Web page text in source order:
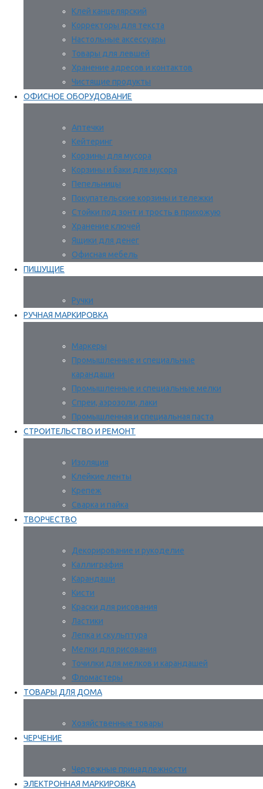
Клей канцелярский
Корректоры для текста
Настольные аксессуары
Товары для левшей
Хранение адресов и контактов
Чистящие продукты
ОФИСНОЕ ОБОРУДОВАНИЕ
Аптечки
Кейтеринг
Корзины для мусора
Корзины и баки для мусора
Пепельницы
Покупательские корзины и тележки
Стойки под зонт и трость в прихожую
Хранение ключей
Ящики для денег
Офисная мебель
ПИШУЩИЕ
Ручки
РУЧНАЯ МАРКИРОВКА
Маркеры
Промышленные и специальные
карандаши
Промышленные и специальные мелки
Спреи, аэрозоли, лаки
Промышленная и специальная паста
СТРОИТЕЛЬСТВО И РЕМОНТ
Изоляция
Клейкие ленты
Крепеж
Сварка и пайка
ТВОРЧЕСТВО
Декорирование и рукоделие
Каллиграфия
Карандаши
Кисти
Краски для рисования
Ластики
Лепка и скульптура
Мелки для рисования
Точилки для мелков и карандашей
Фломастеры
ТОВАРЫ ДЛЯ ДОМА
Хозяйственные товары
ЧЕРЧЕНИЕ
Чертежные принадлежности
ЭЛЕКТРОННАЯ МАРКИРОВКА